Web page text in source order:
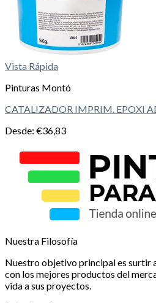
Vista Rápida
Pinturas Montó
CATALIZADOR IMPRIM. EPOXI
Desde: €36,83
Nuestra Filosofía
Nuestro objetivo principal es surtir
con los mejores productos del
vida a sus proyectos.